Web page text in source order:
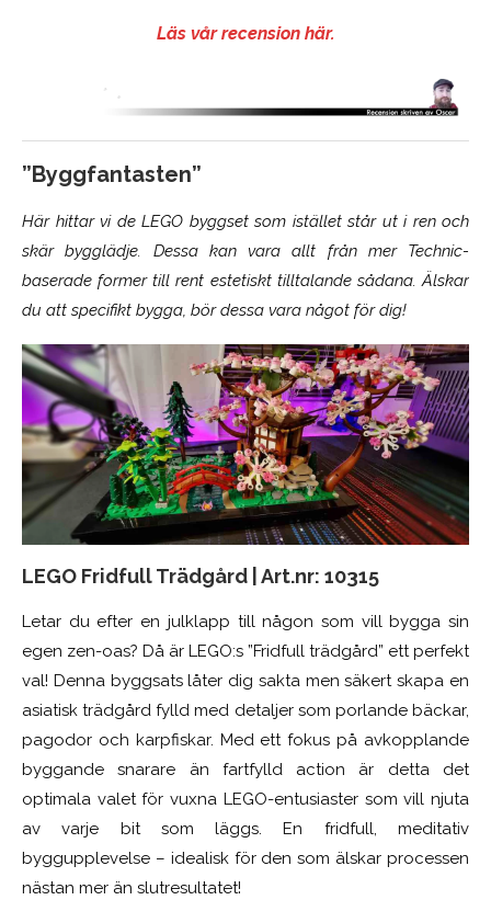
Läs vår recension här.
”Byggfantasten”
Här hittar vi de LEGO byggset som istället står ut i ren och
skär bygglädje. Dessa kan vara allt från mer Technic-
baserade former till rent estetiskt tilltalande sådana. Älskar
du att specifikt bygga, bör dessa vara något för dig!
LEGO Fridfull Trädgård | Art.nr: 10315
Letar du efter en julklapp till någon som vill bygga sin
egen zen-oas? Då är LEGO:s ”Fridfull trädgård” ett perfekt
val! Denna byggsats låter dig sakta men säkert skapa en
asiatisk trädgård fylld med detaljer som porlande bäckar,
pagodor och karpfiskar. Med ett fokus på avkopplande
byggande snarare än fartfylld action är detta det
optimala valet för vuxna LEGO-entusiaster som vill njuta
av varje bit som läggs. En fridfull, meditativ
byggupplevelse – idealisk för den som älskar processen
nästan mer än slutresultatet!